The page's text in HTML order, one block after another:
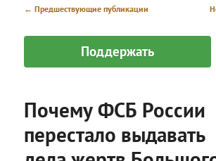
Навигация
записям
← Предшествующие публикации
Поддержать
Почему ФСБ России
перестало выдавать